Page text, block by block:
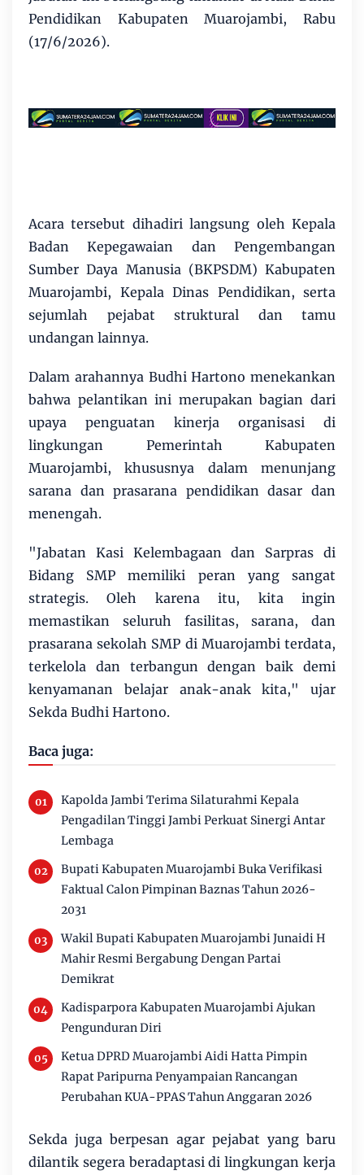
Pendidikan Kabupaten Muarojambi, Rabu
(17/6/2026).
Acara tersebut dihadiri langsung oleh Kepala
Badan Kepegawaian dan Pengembangan
Sumber Daya Manusia (BKPSDM) Kabupaten
Muarojambi, Kepala Dinas Pendidikan, serta
sejumlah pejabat struktural dan tamu
undangan lainnya.
Dalam arahannya Budhi Hartono menekankan
bahwa pelantikan ini merupakan bagian dari
upaya penguatan kinerja organisasi di
lingkungan Pemerintah Kabupaten
Muarojambi, khususnya dalam menunjang
sarana dan prasarana pendidikan dasar dan
menengah.
"Jabatan Kasi Kelembagaan dan Sarpras di
Bidang SMP memiliki peran yang sangat
strategis. Oleh karena itu, kita ingin
memastikan seluruh fasilitas, sarana, dan
prasarana sekolah SMP di Muarojambi terdata,
terkelola dan terbangun dengan baik demi
kenyamanan belajar anak-anak kita," ujar
Sekda Budhi Hartono.
Baca juga:
Kapolda Jambi Terima Silaturahmi Kepala
Pengadilan Tinggi Jambi Perkuat Sinergi Antar
Lembaga
Bupati Kabupaten Muarojambi Buka Verifikasi
Faktual Calon Pimpinan Baznas Tahun 2026-
2031
Wakil Bupati Kabupaten Muarojambi Junaidi H
Mahir Resmi Bergabung Dengan Partai
Demikrat
Kadisparpora Kabupaten Muarojambi Ajukan
Pengunduran Diri
Ketua DPRD Muarojambi Aidi Hatta Pimpin
Rapat Paripurna Penyampaian Rancangan
Perubahan KUA-PPAS Tahun Anggaran 2026
Sekda juga berpesan agar pejabat yang baru
dilantik segera beradaptasi di lingkungan kerja